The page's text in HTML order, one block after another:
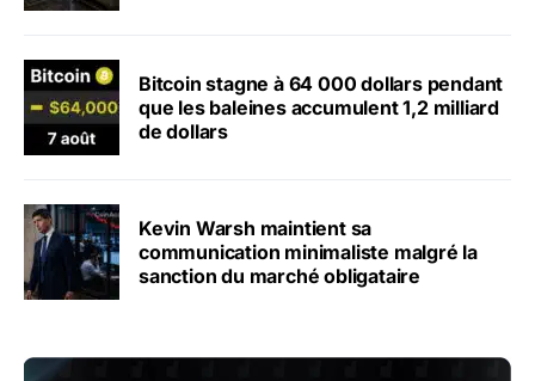
Bitcoin stagne à 64 000 dollars pendant
que les baleines accumulent 1,2 milliard
de dollars
Kevin Warsh maintient sa
communication minimaliste malgré la
sanction du marché obligataire